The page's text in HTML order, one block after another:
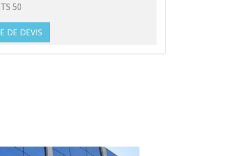
50
DE DEVIS